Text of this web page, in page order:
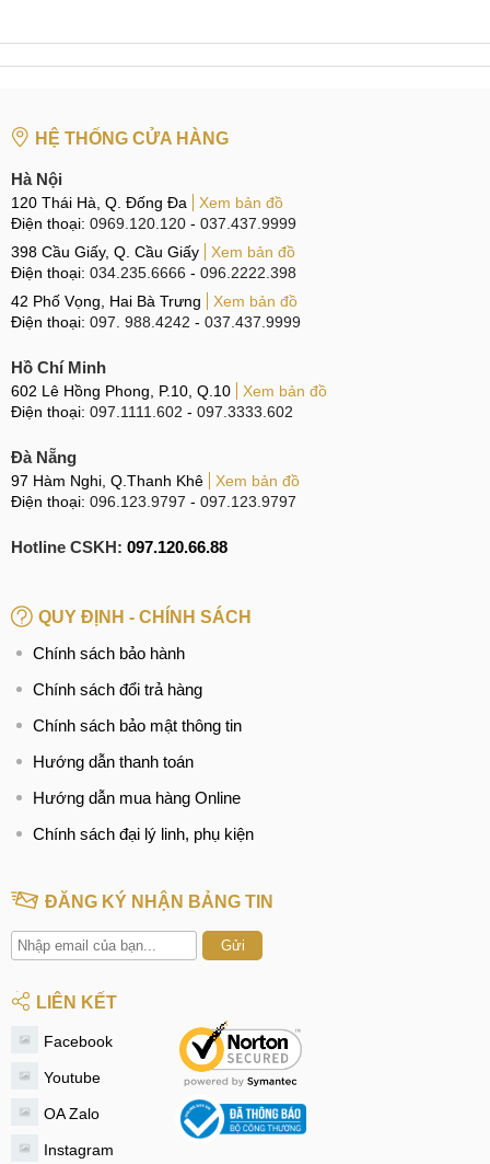
HỆ THỐNG CỬA HÀNG
Hà Nội
120 Thái Hà, Q. Đống Đa
Xem bản đồ
Điện thoại: 0969.120.120 - 037.437.9999
398 Cầu Giấy, Q. Cầu Giấy
Xem bản đồ
Điện thoại: 034.235.6666 - 096.2222.398
42 Phố Vọng, Hai Bà Trưng
Xem bản đồ
Điện thoại: 097. 988.4242 - 037.437.9999
Hồ Chí Minh
602 Lê Hồng Phong, P.10, Q.10
Xem bản đồ
Điện thoại: 097.1111.602 - 097.3333.602
Đà Nẵng
97 Hàm Nghi, Q.Thanh Khê
Xem bản đồ
Điện thoại: 096.123.9797 - 097.123.9797
Hotline CSKH: 097.120.66.88
QUY ĐỊNH - CHÍNH SÁCH
Chính sách bảo hành
Chính sách đổi trả hàng
Chính sách bảo mật thông tin
Hướng dẫn thanh toán
Hướng dẫn mua hàng Online
Chính sách đại lý linh, phụ kiện
ĐĂNG KÝ NHẬN BẢNG TIN
Gửi
LIÊN KẾT
Facebook
Youtube
OA Zalo
Instagram